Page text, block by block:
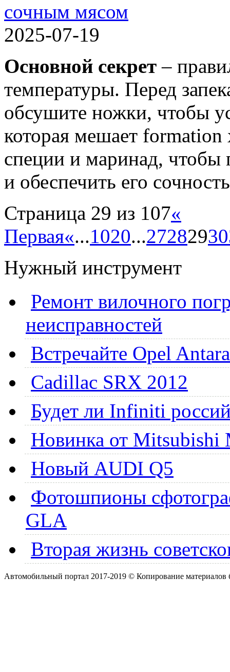
сочным мясом
2025-07-19
Основной секрет –
температуры. Перед
обсушите ножки, чтобы
которая мешает formation
специи и маринад,
и обеспечить его
Страница 29 из 107«
Первая«...1020...27282930
Нужный инструмент
Ремонт вилочного
неисправностей
Встречайте Opel Antara
Cadillac SRX 2012
Будет ли Infiniti
Новинка от Mitsubishi
Новый AUDI Q5
Фотошпионы
GLA
Вторая жизнь
Автомобильный портал 2017-2019 © Копирование материалов